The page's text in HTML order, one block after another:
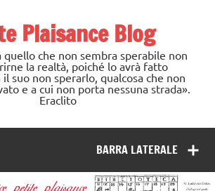
Plaisance Blog
quello che non sembra sperabile non
la realtà, poiché lo avrà fatto
suo non sperarlo, qualcosa che non
e a cui non porta nessuna strada».
Eraclito
BARRA LATERALE